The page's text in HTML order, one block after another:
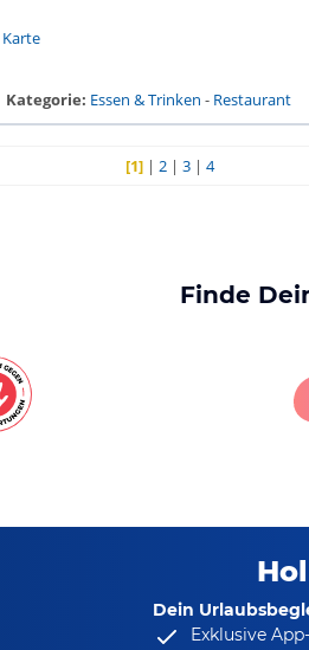
Karte
Kategorie: Essen & Trinken - Restaurant
[1] |2 |3 |4
Finde
Dein
Exklusive